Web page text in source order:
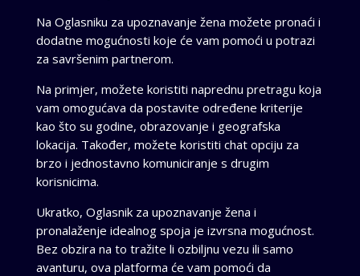
Na Oglasniku za upoznavanje žena možete pronaći i
dodatne mogućnosti koje će vam pomoći u potrazi
za savršenim partnerom.
Na primjer, možete koristiti naprednu pretragu koja
vam omogućava da postavite određene kriterije
kao što su godine, obrazovanje i geografska
lokacija. Također, možete koristiti chat opciju za
brzo i jednostavno komuniciranje s drugim
korisnicima.
Ukratko, Oglasnik za upoznavanje žena i
pronalaženje idealnog spoja je izvrsna mogućnost.
Bez obzira na to tražite li ozbiljnu vezu ili samo
avanturu, ova platforma će vam pomoći da